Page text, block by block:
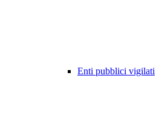
Enti pubblici vigilati